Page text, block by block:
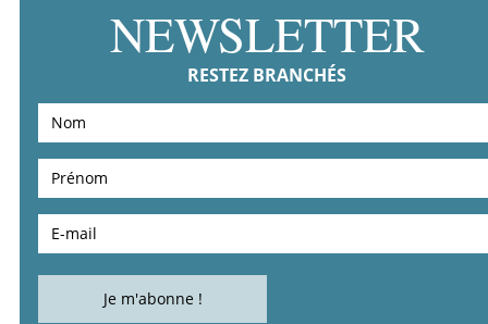
NEWSLETTER
RESTEZ BRANCHÉS